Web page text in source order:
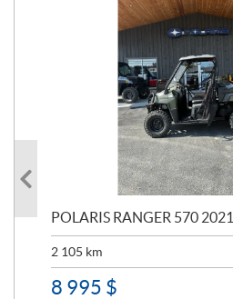
POLARIS RANGER 570 2021
2 105 km
8 995 $